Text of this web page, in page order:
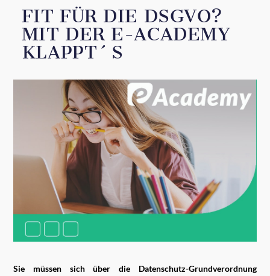
FIT FÜR DIE DSGVO?
MIT DER E-ACADEMY
KLAPPT´S
Sie müssen sich über die Datenschutz-Grundverordnung